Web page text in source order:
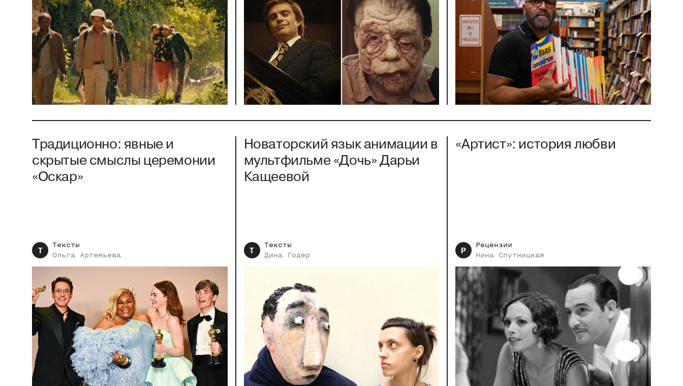
Традиционно: явные и
скрытые смыслы церемонии
«Оскар»
Т
Тексты
Ольга
Артемьева
Новаторский язык анимации в
мультфильме «Дочь» Дарьи
Кащеевой
Т
Тексты
Дина
Годер
«Артист»: история любви
Р
Рецензии
Нина
Спутницкая